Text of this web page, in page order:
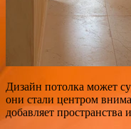
Дизайн потолка может
они стали центром
добавляет пространства